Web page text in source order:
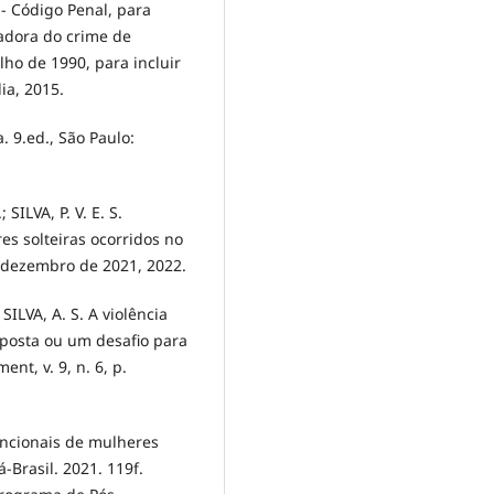
Código Penal, para
do crime de
de 1990, para incluir
2015.
9.ed., São Paulo:
P. V. E. S.
solteiras ocorridos no
de 2021, 2022.
A. S. A violência
ou um desafio para
v. 9, n. 6, p.
de mulheres
Brasil. 2021. 119f.